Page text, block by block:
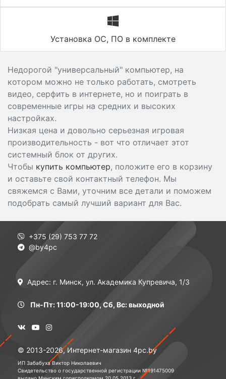
Установка ОС, ПО в комплекте
Недорогой "универсальный" компьютер, на
котором можно не только работать, смотреть
видео, серфить в интернете, но и поиграть в
современные игры на средних и высоких
настройках.
Низкая цена и довольно серьезная игровая
производительность - вот что отличает этот
системный блок от других.
Чтобы купить компьютер, положите его в корзину
и оставьте свой контактный телефон. Мы
свяжемся с Вами, уточним все детали и поможем
подобрать самый лучший вариант для Вас.
+375 (29) 753 77 72
@by4pc
Адрес: г. Минск, ул. Академика Купревича, 1/3
Пн-Пт: 11:00-19:00, Сб, Вс: выходной
© 2013-2026, Интернет-магазин 4pc.by
ИП Забабуха Виктор Николаевич
Свидетельство о государственной регистрации №191475009